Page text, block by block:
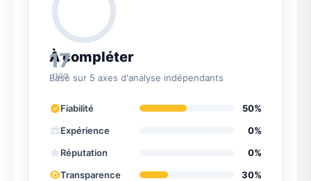
17
/100
À compléter
Basé sur 5 axes d'analyse indépendants
Fiabilité
50%
Expérience
0%
Réputation
0%
Transparence
30%